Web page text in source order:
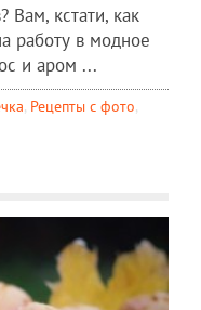
кстати, как
работу в модное
и аром ...
, Рецепты c фото,